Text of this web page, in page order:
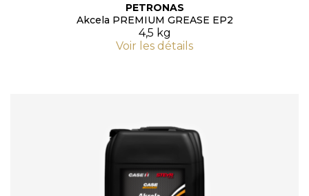
PETRONAS
Akcela PREMIUM GREASE EP2
4,5 kg
Voir les détails